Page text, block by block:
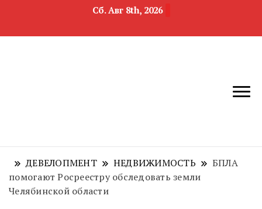
Сб. Авг 8th, 2026
область
недвижимости
ДЕВЕЛОПМЕНТ НЕДВИЖИМОСТЬ
БПЛА
помогают Росреестру обследовать земли
Челябинской области